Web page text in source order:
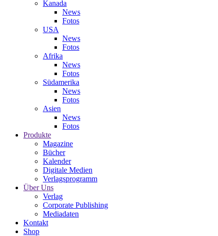
Kanada
News
Fotos
USA
News
Fotos
Afrika
News
Fotos
Südamerika
News
Fotos
Asien
News
Fotos
Produkte
Magazine
Bücher
Kalender
Digitale Medien
Verlagsprogramm
Über Uns
Verlag
Corporate Publishing
Mediadaten
Kontakt
Shop